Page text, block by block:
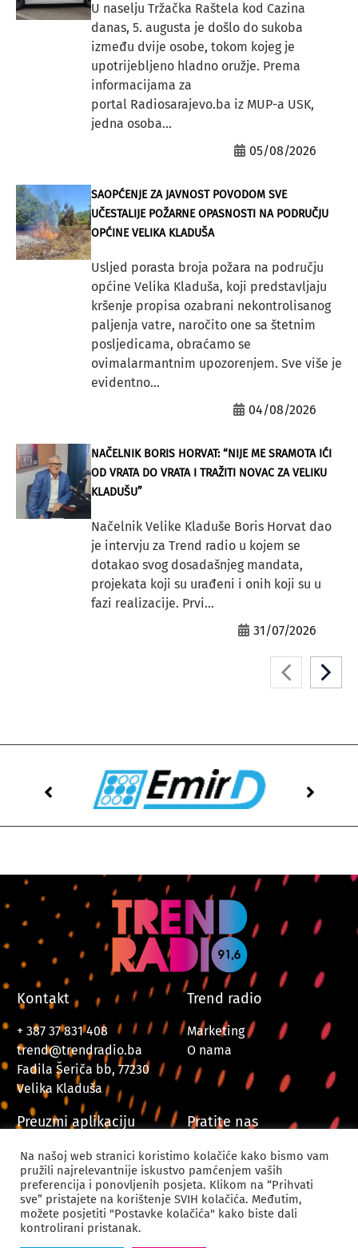
U naselju Tržačka Raštela kod Cazina
danas, 5. augusta je došlo do sukoba
između dvije osobe, tokom kojeg je
upotrijebljeno hladno oružje. Prema
informacijama za
portal Radiosarajevo.ba iz MUP-a USK,
jedna osoba...
05/08/2026
SAOPĆENJE ZA JAVNOST POVODOM SVE
UČESTALIJE POŽARNE OPASNOSTI NA PODRUČJU
OPĆINE VELIKA KLADUŠA
Usljed porasta broja požara na području
općine Velika Kladuša, koji predstavljaju
kršenje propisa ozabrani nekontrolisanog
paljenja vatre, naročito one sa štetnim
posljedicama, obraćamo se
ovimalarmantnim upozorenjem. Sve više je
evidentno...
04/08/2026
NAČELNIK BORIS HORVAT: “NIJE ME SRAMOTA IĆI
OD VRATA DO VRATA I TRAŽITI NOVAC ZA VELIKU
KLADUŠU”
Načelnik Velike Kladuše Boris Horvat dao
je intervju za Trend radio u kojem se
dotakao svog dosadašnjeg mandata,
projekata koji su urađeni i onih koji su u
fazi realizacije. Prvi...
31/07/2026
Kontakt
+ 387 37 831 408
trend@trendradio.ba
Fadila Šeriča bb, 77230
Velika Kladuša
Trend radio
Marketing
O nama
Preuzmi aplikaciju Pratite nas
© 2024. Trend Radio Velika Kladuša. Sva prava zadržana.
Na našoj web stranici koristimo kolačiće kako bismo vam
pružili najrelevantnije iskustvo pamćenjem vaših
preferencija i ponovljenih posjeta. Klikom na “Prihvati
sve” pristajete na korištenje SVIH kolačića. Međutim,
možete posjetiti "Postavke kolačića" kako biste dali
kontrolirani pristanak.